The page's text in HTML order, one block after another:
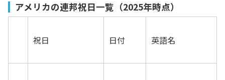
アメリカの連邦祝日一覧（2025年時点）
祝日 日付 英語名